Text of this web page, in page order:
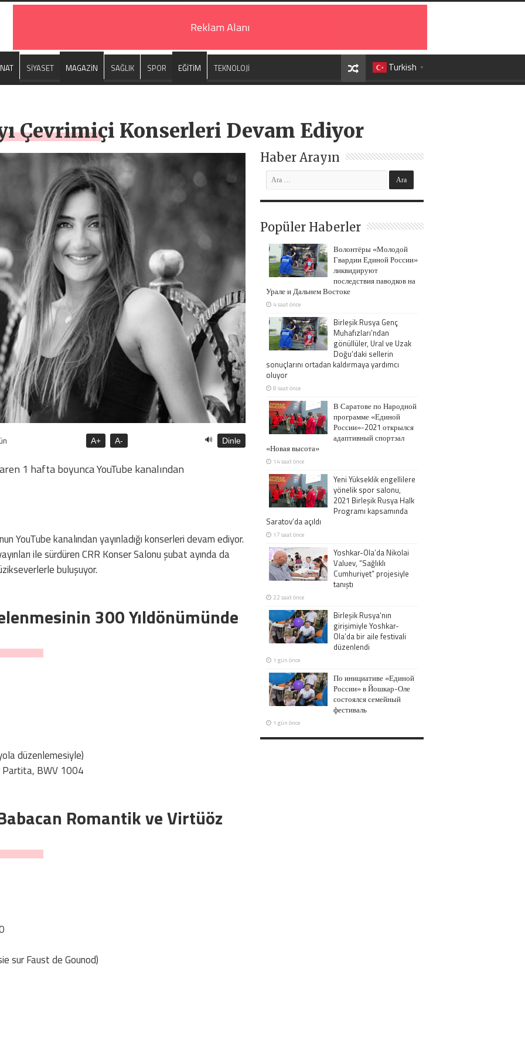
Reklam Alanı
Turkish ▼
SİYASET MAGAZİN SAĞLIK SPOR EĞİTİM TEKNOLOJİ
Çevrimiçi Konserleri Devam Ediyor
A+ A- 🔊 Dinle
1 hafta boyunca YouTube kanalından
YouTube kanalından yayınladığı konserleri devam ediyor.
ile sürdüren CRR Konser Salonu şubat ayında da
buluşuyor.
300 Yıldönümünde
düzenlemesiyle)
Partita, BWV 1004
Romantik ve Virtüöz
sur Faust de Gounod)
Haber Arayın
Popüler Haberler
Волонтёры «Молодой
Гвардии Единой России»
ликвидируют
последствия паводков на
Урале и Дальнем Востоке
4 saat önce
Birleşik Rusya Genç
Muhafızları’ndan
gönüllüler, Ural ve Uzak
Doğu’daki sellerin
sonuçlarını ortadan kaldırmaya yardımcı
oluyor
8 saat önce
В Саратове по Народной
программе «Единой
России»-2021 открылся
адаптивный спортзал
«Новая высота»
14 saat önce
Yeni Yükseklik engellilere
yönelik spor salonu,
2021 Birleşik Rusya Halk
Programı kapsamında
Saratov’da açıldı
17 saat önce
Yoshkar-Ola’da Nikolai
Valuev, “Sağlıklı
Cumhuriyet” projesiyle
tanıştı
22 saat önce
Birleşik Rusya’nın
girişimiyle Yoshkar-
Ola’da bir aile festivali
düzenlendi
1 gün önce
По инициативе «Единой
России» в Йошкар-Оле
состоялся семейный
фестиваль
1 gün önce